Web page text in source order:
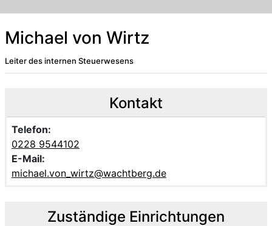
Michael von Wirtz
Leiter des internen Steuerwesens
Kontakt
Telefon:
0228 9544102
E-Mail:
michael.von_wirtz@wachtberg.de
Zuständige Einrichtungen